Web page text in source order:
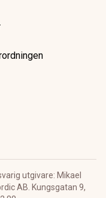
utgivare: Mikael
AB. Kungsgatan 9,